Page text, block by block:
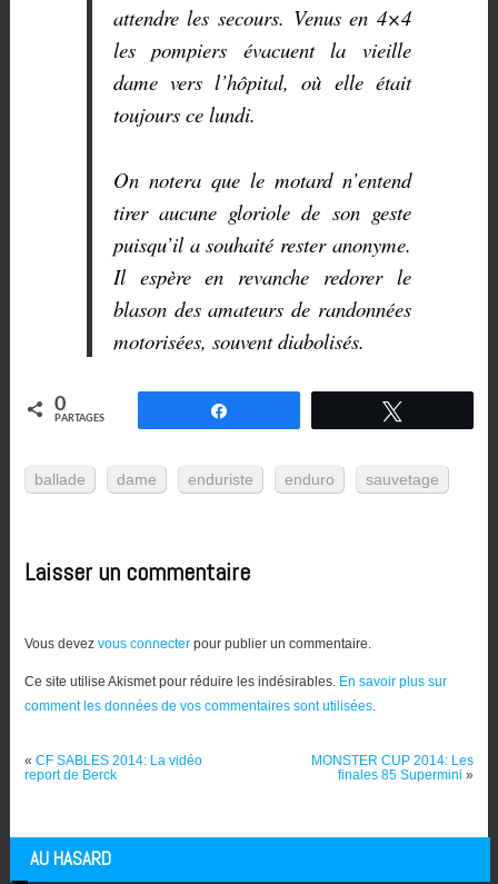
attendre les secours. Venus en 4×4
les pompiers évacuent la vieille
dame vers l’hôpital, où elle était
toujours ce lundi.
On notera que le motard n’entend
tirer aucune gloriole de son geste
puisqu’il a souhaité rester anonyme.
Il espère en revanche redorer le
blason des amateurs de randonnées
motorisées, souvent diabolisés.
0
PARTAGES
ballade dame enduriste enduro sauvetage
Laisser un commentaire
Vous devez vous connecterpour publier un commentaire.
Ce site utilise Akismet pour réduire les indésirables. En savoir plus sur
comment les données de vos commentaires sont utilisées.
« CF SABLES 2014: La vidéo
report de Berck
MONSTER CUP 2014: Les
finales 85 Supermini »
AU HASARD